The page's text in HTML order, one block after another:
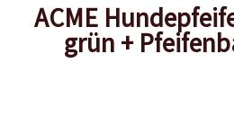
ACME
grün +